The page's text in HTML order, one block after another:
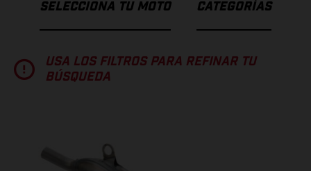
SELECCIONA TU MOTO CATEGORÍAS
USA LOS FILTROS PARA REFINAR TU
BÚSQUEDA